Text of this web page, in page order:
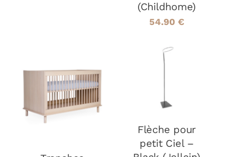
(Childhome)
54.90 €
AJOUTER AU
PANIER
DÉTAILS
Flèche pour
petit Ciel –